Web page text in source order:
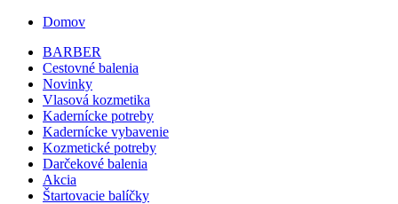
Domov
BARBER
Cestovné balenia
Novinky
Vlasová kozmetika
Kadernícke potreby
Kadernícke vybavenie
Kozmetické potreby
Darčekové balenia
Akcia
Štartovacie balíčky